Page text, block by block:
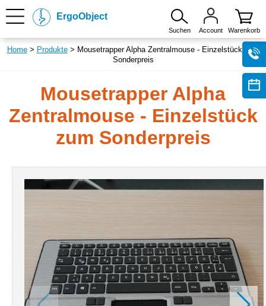
ErgoObject
Suchen Account Warenkorb
Home> Produkte> Mousetrapper Alpha Zentralmouse - Einzelstück zum
Sonderpreis
Mousetrapper Alpha
Zentralmouse - Einzelstück
zum Sonderpreis